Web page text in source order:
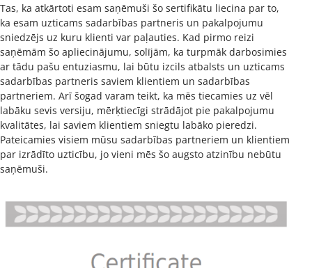
Tas, ka atkārtoti esam saņēmuši šo sertifikātu liecina par to,
ka esam uzticams sadarbības partneris un pakalpojumu
sniedzējs uz kuru klienti var paļauties. Kad pirmo reizi
saņēmām šo apliecinājumu, solījām, ka turpmāk darbosimies
ar tādu pašu entuziasmu, lai būtu izcils atbalsts un uzticams
sadarbības partneris saviem klientiem un sadarbības
partneriem. Arī šogad varam teikt, ka mēs tiecamies uz vēl
labāku sevis versiju, mērķtiecīgi strādājot pie pakalpojumu
kvalitātes, lai saviem klientiem sniegtu labāko pieredzi.
Pateicamies visiem mūsu sadarbības partneriem un klientiem
par izrādīto uzticību, jo vieni mēs šo augsto atzinību nebūtu
saņēmuši.